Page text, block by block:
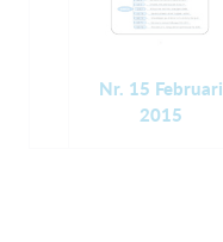
Nr. 15 Februari
2015